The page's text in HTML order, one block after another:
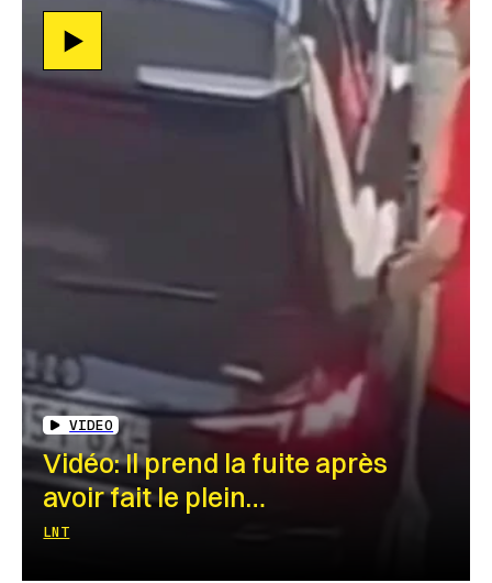
VIDEO
Vidéo: Il prend la fuite après
avoir fait le plein…
LNT